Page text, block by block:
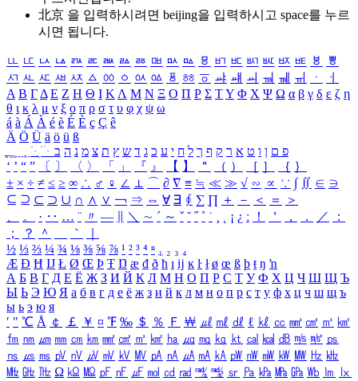
北京 을 입력하시려면 beijing을 입력하시고 space를 누르
시면 됩니다.
ㅥ ㅦ ㅧ ㅨ ㅩ ㅪ ㅫ ㅬ ㅭ ㅮ ㅯ ㅰ ㅱ ㅲ ㅳ ㅴ ㅵ ㅶ ㅷ ㅸ
ㅹ
ㅺ ㅻ ㅼ ㅽ ㅾ ㅿ ㆀ ㆁ ㆂ ㆃ ㆄ ㆅ ㆆ ㆇ ㆈ ㆉ ㆊ ㆋ ㆌ ㆍ
ㆎ
Α Β ΓΔ Ε Ζ Η Θ Ι ΚΛ Μ Ν Ξ Ο Π Ρ Σ ΤΥ Φ Χ Ψ Ω α β γ δ ε ζ η
θ ι κ λ μ ν ξ ο π ρ σ τ υ φ χ ψ ω
á à Á À é è É È ç Ç ê
Ä Ö Ü ä ö ü ß
ִֶֹ ֻּ ׁׂ פ ם ן ו ט א ר ק ף ך ל ח י ע כ ג ד ש ץ ת צ מ נ ה ב
‘ ’ “ ” 〔 〕 〈 〉 「 」 『 』 【 】 ＂ （ ） ［ ］ ｛ ｝
± × ÷ ≠ ≤ ≥ ∞ ∴ ♂ ♀ ∠ ⊥ ⌒ ∂ ∇ ≡ ≒ ≪ ≫ √ ∽ ∝ ∵ ∫ ∬ ∈ ∋
⊆ ⊇ ⊂ ⊃ ∪ ∩ ∧ ∨ ￢ ⇒ ⇔ ∀ ∃ ∮ ∑ ∏ ＋ － ＜ ＝
＞
、
。 · ‥ … ¨ 〃 ― ＼ ∼ ´ ～ ˇ ˘ ˝ ˚ ˙ ¸ ¡ ¿ ː ！ ＇ ， ． ／
：
；
？ ＾ ｀
½ ⅓ ⅔ ¼ ¾ ⅛ ⅜ ⅝ ⅞ ¹ ² ³ ⁴ ⁿ ₁ ₂ ₃ ₄
Æ Ð Ħ Ĳ Ł Ø Œ Þ Ŧ Ŋ æ đ ð ħ ı ĳ ĸ ŀ ł ø œ ß þ ŧ ŋ ŉ
А Б В Г Д Е Ё Ж З И Й К Л М Н О П Р С Т У Ф Х Ц Ч Ш Щ Ъ
Ы Ь Э Ю Я а б в г д е ё ж з и й к л м н о п р с т у ф х ц ч ш щ ъ
ы ь э ю я
′ ″ ℃ Å ￠ ￡ ￥ ¤ ℉ ‰ ＄ ％ Ｆ ￦ ㎕ ㎖ ㎗ ℓ ㎘ ㏄ ㎣ ㎤ ㎥ ㎦
㎙ ㎚ ㎛ ㎜ ㎝ ㎞ ㎟ ㎠ ㎡ ㎢ ㏊ ㎍ ㎎ ㎏ ㏏ ㎈ ㎉ ㏈ ㎧ ㎨ ㎰
㎱ ㎲ ㎳ ㎴ ㎵ ㎶ ㎷ ㎸ ㎹ ㎀ ㎁ ㎂ ㎃ ㎄ ㎺ ㎻ ㎽ ㎾ ㎿ ㎐ ㎑
㎒ ㎓ ㎔ Ω ㏀ ㏁ ㎊ ㎋ ㎌ ㏖ ㏅ ㎭ ㎮ ㎯ ㏛ ㎩ ㎪ ㎫ ㎬ ㏝ ㏐
㏓